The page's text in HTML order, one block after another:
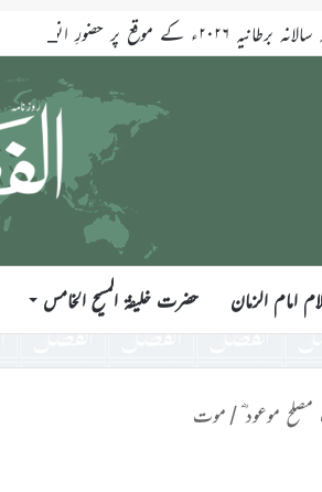
امام الزمان حضرت خلیفۃ المسیح الخامس
موعود / موت